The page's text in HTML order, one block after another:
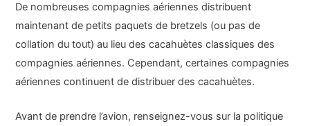
De nombreuses compagnies aériennes distribuent
maintenant de petits paquets de bretzels (ou pas de
collation du tout) au lieu des cacahuètes classiques des
compagnies aériennes. Cependant, certaines compagnies
aériennes continuent de distribuer des cacahuètes.
Avant de prendre l’avion, renseignez-vous sur la politique